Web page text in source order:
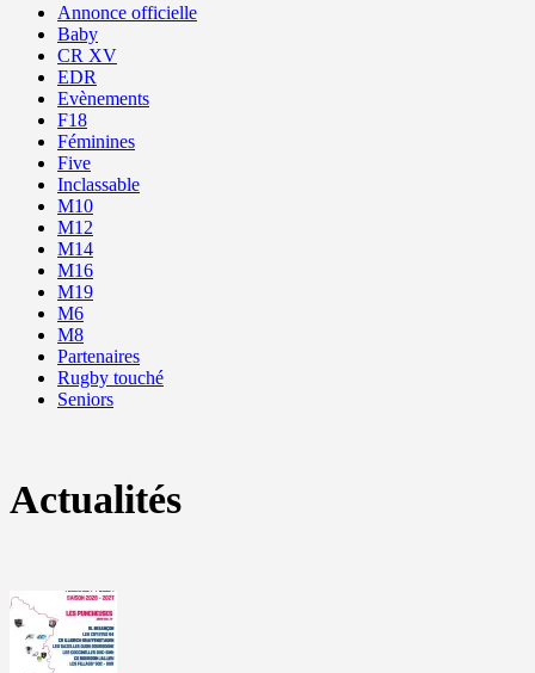
Annonce officielle
Baby
CR XV
EDR
Evènements
F18
Féminines
Five
Inclassable
M10
M12
M14
M16
M19
M6
M8
Partenaires
Rugby touché
Seniors
Actualités